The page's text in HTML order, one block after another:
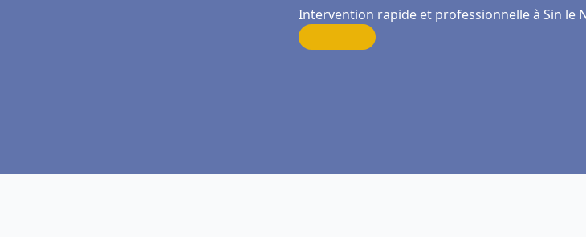
Intervention rapide et professionnelle à Sin le